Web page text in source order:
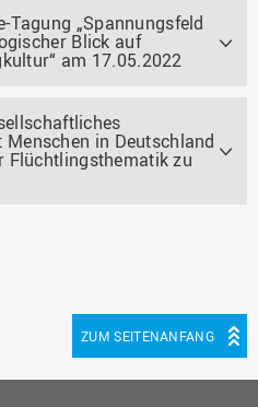
Tagung „Spannungsfeld
Blick auf
am 17.05.2022
Menschen in Deutschland
Flüchtlingsthematik zu
ZUM SEITENANFANG